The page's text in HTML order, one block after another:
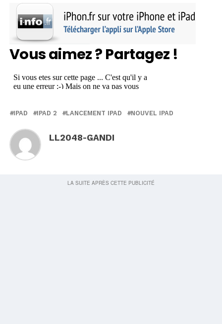
Vous aimez ? Partagez !
IPAD IPAD 2 LANCEMENT IPAD NOUVEL IPAD
LL2048-GANDI